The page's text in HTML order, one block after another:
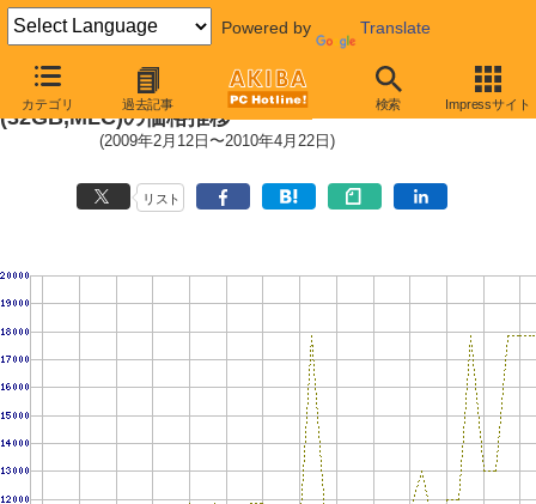
Powered by Translate
カテゴリ 過去記事 検索 Impressサイト
2.5インチ ローエンドSSD 32GB
(32GB,MLC)の価格推移
(2009年2月12日〜2010年4月22日)
リスト